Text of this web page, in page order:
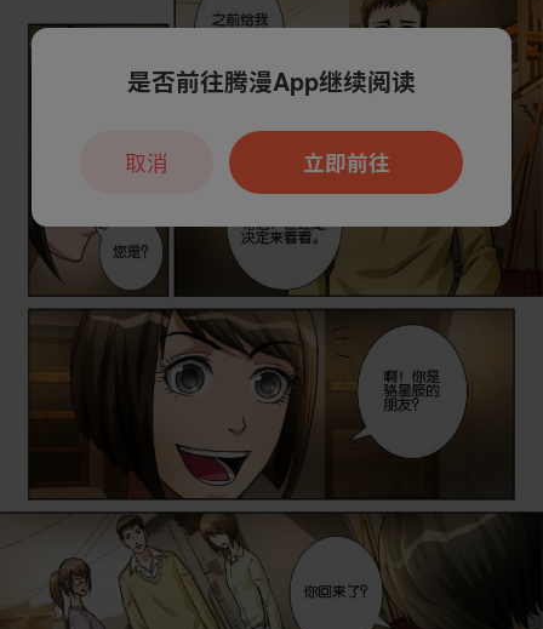
是否前往腾漫App继续阅读
立即前往
取消